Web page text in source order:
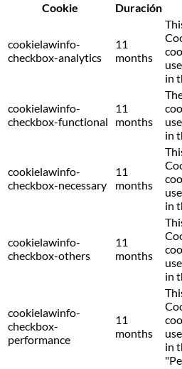
Cookie
Duración
cookielawinfo-
checkbox-analytics
11
months
in
cookielawinfo-
checkbox-functional
11
months
in
cookielawinfo-
checkbox-necessary
11
months
in
cookielawinfo-
checkbox-others
11
months
in
cookielawinfo-
checkbox-
performance
11
months
in